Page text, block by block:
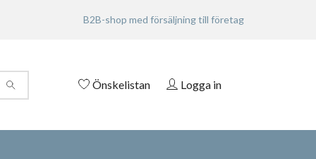
B2B-shop med försäljning till företag
Önskelistan Logga in